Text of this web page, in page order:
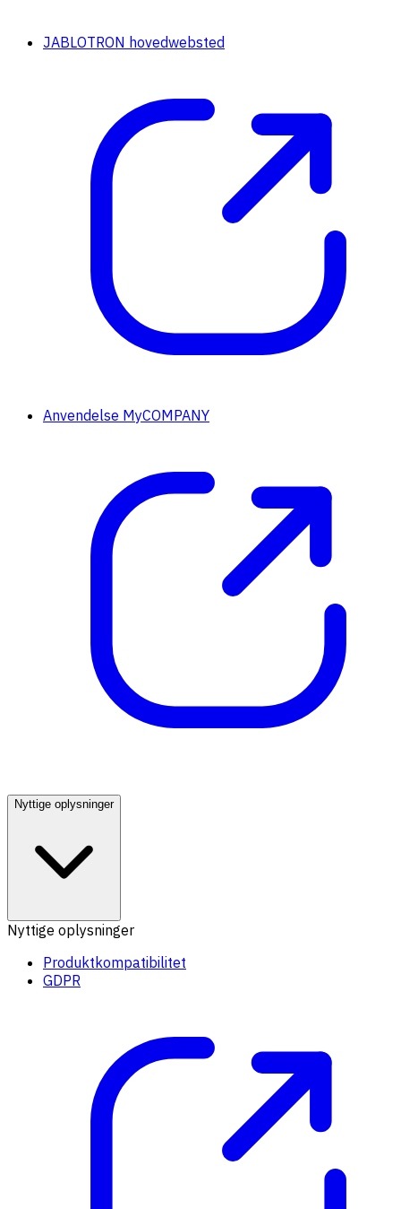
JABLOTRON hovedwebsted
Anvendelse MyCOMPANY
Nyttige oplysninger
Nyttige oplysninger
Produktkompatibilitet
GDPR